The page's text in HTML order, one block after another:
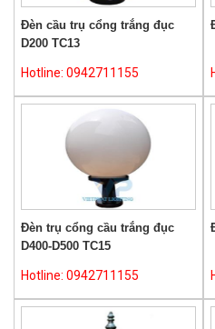
Đèn cầu trụ cổng trắng đục
D200 TC13
Hotline: 0942711155
Đèn trụ cổng cầu trắng đục
D400-D500 TC15
Hotline: 0942711155